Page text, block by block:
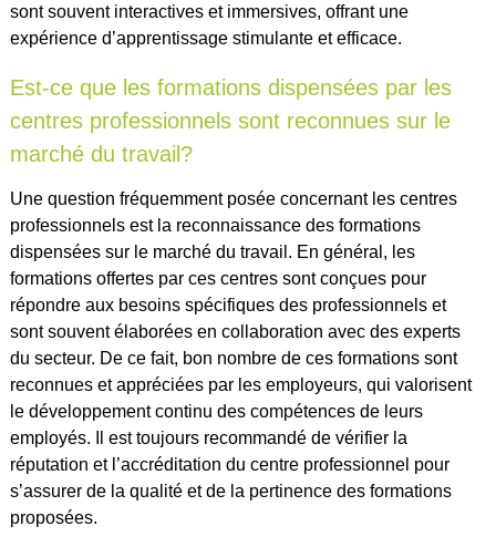
sont souvent interactives et immersives, offrant une
expérience d’apprentissage stimulante et efficace.
Est-ce que les formations dispensées par les
centres professionnels sont reconnues sur le
marché du travail?
Une question fréquemment posée concernant les centres
professionnels est la reconnaissance des formations
dispensées sur le marché du travail. En général, les
formations offertes par ces centres sont conçues pour
répondre aux besoins spécifiques des professionnels et
sont souvent élaborées en collaboration avec des experts
du secteur. De ce fait, bon nombre de ces formations sont
reconnues et appréciées par les employeurs, qui valorisent
le développement continu des compétences de leurs
employés. Il est toujours recommandé de vérifier la
réputation et l’accréditation du centre professionnel pour
s’assurer de la qualité et de la pertinence des formations
proposées.